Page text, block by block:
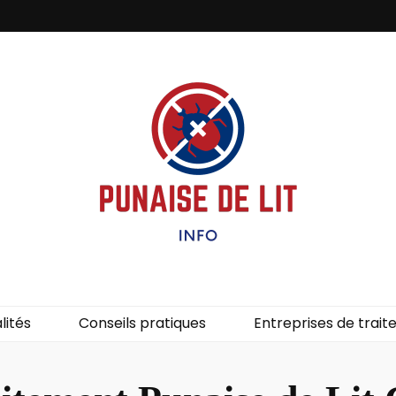
Conseils pratiques Entreprises de